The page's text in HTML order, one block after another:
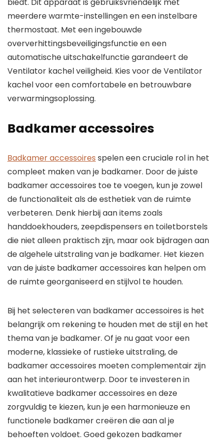
meerdere warmte-instellingen en een instelbare
thermostaat. Met een ingebouwde
oververhittingsbeveiligingsfunctie en een
automatische uitschakelfunctie garandeert de
Ventilator kachel veiligheid. Kies voor de Ventilator
kachel voor een comfortabele en betrouwbare
verwarmingsoplossing.
Badkamer accessoires
Badkamer accessoires spelen een cruciale rol in het
compleet maken van je badkamer. Door de juiste
badkamer accessoires toe te voegen, kun je zowel
de functionaliteit als de esthetiek van de ruimte
verbeteren. Denk hierbij aan items zoals
handdoekhouders, zeepdispensers en toiletborstels
die niet alleen praktisch zijn, maar ook bijdragen aan
de algehele uitstraling van je badkamer. Het kiezen
van de juiste badkamer accessoires kan helpen om
de ruimte georganiseerd en stijlvol te houden.
Bij het selecteren van badkamer accessoires is het
belangrijk om rekening te houden met de stijl en het
thema van je badkamer. Of je nu gaat voor een
moderne, klassieke of rustieke uitstraling, de
badkamer accessoires moeten complementair zijn
aan het interieurontwerp. Door te investeren in
kwalitatieve badkamer accessoires en deze
zorgvuldig te kiezen, kun je een harmonieuze en
functionele badkamer creëren die aan al je
behoeften voldoet. Goed gekozen badkamer